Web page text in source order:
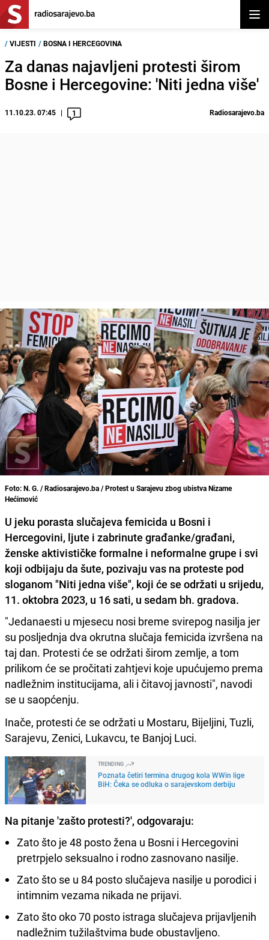
/ VIJESTI / BOSNA I HERCEGOVINA
Za danas najavljeni protesti širom
Bosne i Hercegovine: 'Niti jedna više'
11.10.23. 07:45 1 Radiosarajevo.ba
Foto: N. G. / Radiosarajevo.ba / Protest u Sarajevu zbog ubistva Nizame
Hećimović
U jeku porasta slučajeva femicida u Bosni i
Hercegovini, ljute i zabrinute građanke/građani,
ženske aktivističke formalne i neformalne grupe i svi
koji odbijaju da šute, pozivaju vas na proteste pod
sloganom "Niti jedna više", koji će se održati u srijedu,
11. oktobra 2023, u 16 sati, u sedam bh. gradova.
"Jedanaesti u mjesecu nosi breme svirepog nasilja jer
su posljednja dva okrutna slučaja femicida izvršena na
taj dan. Protesti će se održati širom zemlje, a tom
prilikom će se pročitati zahtjevi koje upućujemo prema
nadležnim institucijama, ali i čitavoj javnosti", navodi
se u saopćenju.
Inače, protesti će se održati u Mostaru, Bijeljini, Tuzli,
Sarajevu, Zenici, Lukavcu, te Banjoj Luci.
TRENDING
Poznata četiri termina drugog kola WWin lige
BiH: Čeka se odluka o sarajevskom derbiju
Na pitanje 'zašto protesti?', odgovaraju:
Zato što je 48 posto žena u Bosni i Hercegovini
pretrpjelo seksualno i rodno zasnovano nasilje.
Zato što se u 84 posto slučajeva nasilje u porodici i
intimnim vezama nikada ne prijavi.
Zato što oko 70 posto istraga slučajeva prijavljenih
nadležnim tužilaštvima bude obustavljeno.